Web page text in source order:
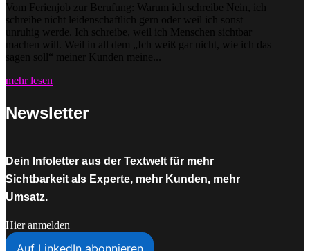
Vom Ferienjob zur Berufung: Warum ich schreibe Nein, ich
schreibe nicht leidenschaftlich gern oder weil ich sonst
unruhig werde. Ich schreibe, weil ich Menschen sichtbar
machen will. Weil in all dem „Ich weiß gar nicht, wie ich das
sagen soll“ meiner Kunden meine...
mehr lesen
Newsletter
Dein Infoletter aus der Textwelt für mehr
Sichtbarkeit als Experte, mehr Kunden, mehr
Umsatz.
Hier anmelden
Auf LinkedIn abonnieren